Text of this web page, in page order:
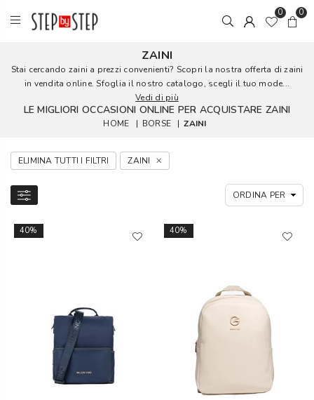
0 0
ZAINI
Stai cercando zaini a prezzi convenienti? Scopri la nostra offerta di zaini
in vendita online. Sfoglia il nostro catalogo, scegli il tuo mode...
Vedi di più
LE MIGLIORI OCCASIONI ONLINE PER ACQUISTARE ZAINI
HOME | BORSE | ZAINI
ELIMINA TUTTI I FILTRI ZAINI
40% 40%